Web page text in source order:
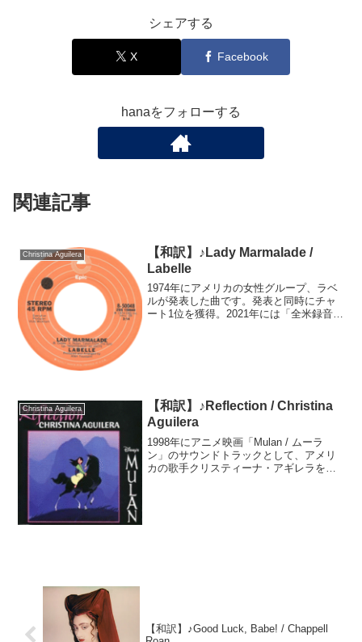
シェアする
X Facebook
hanaをフォローする
関連記事
Christina Aguilera
【和訳】♪Lady Marmalade /
Labelle
1974年にアメリカの女性グループ、ラベ
ルが発表した曲です。発表と同時にチャ
ート1位を獲得。2021年には「全米録音資
Christina Aguilera
【和訳】♪Reflection / Christina
Aguilera
1998年にアニメ映画「Mulan / ムーラ
ン」のサウンドトラックとして、アメリ
カの歌手クリスティーナ・アギレラをボ
【和訳】♪Good Luck, Babe! / Chappell